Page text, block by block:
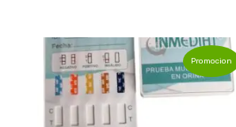
Promocion